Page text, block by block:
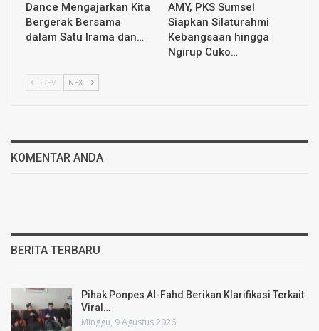
Dance Mengajarkan Kita
Bergerak Bersama
dalam Satu Irama dan…
AMY, PKS Sumsel
Siapkan Silaturahmi
Kebangsaan hingga
Ngirup Cuko…
PREV NEXT
KOMENTAR ANDA
BERITA TERBARU
Pihak Ponpes Al-Fahd Berikan Klarifikasi Terkait
Viral…
Minggu, 9 Agustus 2026